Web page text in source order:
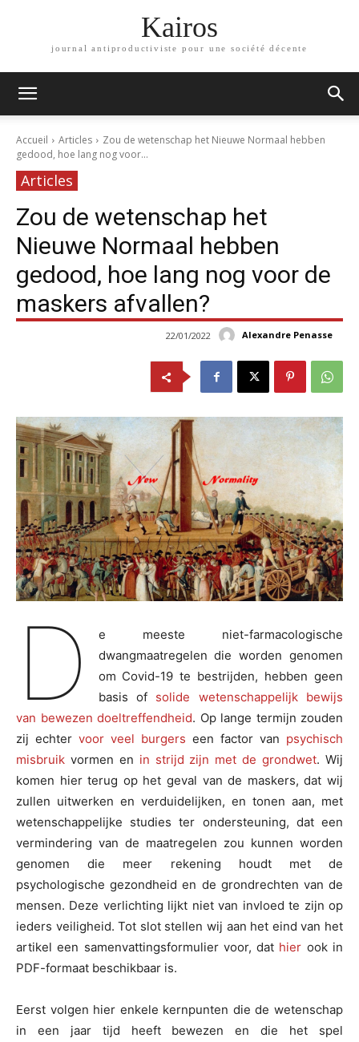
Kairos
journal antiproductiviste pour une société décente
Accueil Articles
Zou de wetenschap het Nieuwe Normaal hebben
gedood, hoe lang nog voor...
Articles
Zou de wetenschap het
Nieuwe Normaal hebben
gedood, hoe lang nog voor de
maskers afvallen?
Alexandre Penasse
22/01/2022
D
e meeste niet-farmacologische
dwangmaatregelen die worden genomen
om Covid-19 te bestrijden, hebben geen
basis ofsolide wetenschappelijk bewijs
van bewezen doeltreffendheid. Op lange termijn zouden
zij echter voor veel burgers een factor van psychisch
misbruik vormen en in strijd zijn met de grondwet. Wij
komen hier terug op het geval van de maskers, dat wij
zullen uitwerken en verduidelijken, en tonen aan, met
wetenschappelijke studies ter ondersteuning, dat een
vermindering van de maatregelen zou kunnen worden
genomen die meer rekening houdt met de
psychologische gezondheid en de grondrechten van de
mensen. Deze verlichting lijkt niet van invloed te zijn op
ieders veiligheid. Tot slot stellen wij aan het eind van het
artikel een samenvattingsformulier voor, dat hier ook in
PDF-formaat beschikbaar is.
Eerst volgen hier enkele kernpunten die de wetenschap
in een jaar tijd heeft bewezen en die het spel